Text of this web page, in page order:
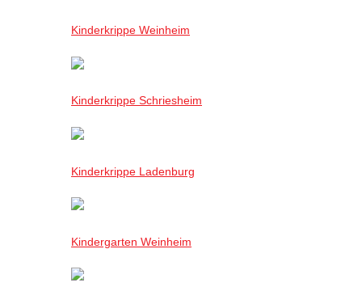
Kinderkrippe Weinheim
Kinderkrippe Schriesheim
Kinderkrippe Ladenburg
Kindergarten Weinheim